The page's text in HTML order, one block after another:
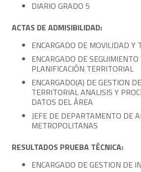
DIARIO GRADO 5
ACTAS DE ADMISIBILIDAD:
ENCARGADO DE MOVILIDAD Y
ENCARGADO DE
PLANIFICACIÓN TERRITORIAL
ENCARGADO(A) DE GESTION
TERRITORIAL ANALISIS Y
DATOS DEL ÁREA
JEFE DE DEPARTAMENTO DE
METROPOLITANAS
RESULTADOS PRUEBA TÉCNICA:
ENCARGADO DE GESTION DE